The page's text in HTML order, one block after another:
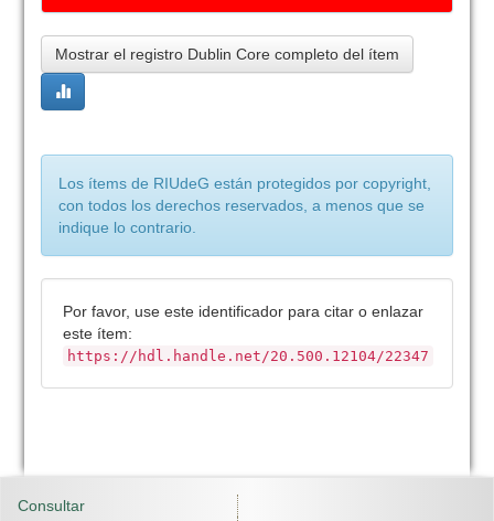
Mostrar el registro Dublin Core completo del ítem
Los ítems de RIUdeG están protegidos por copyright,
con todos los derechos reservados, a menos que se
indique lo contrario.
Por favor, use este identificador para citar o enlazar
este ítem:
https://hdl.handle.net/20.500.12104/22347
Consultar